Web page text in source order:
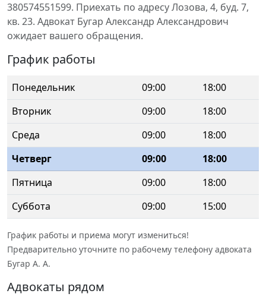
380574551599. Приехать по адресу Лозова, 4, буд. 7,
кв. 23. Адвокат Бугар Александр Александрович
ожидает вашего обращения.
График работы
Понедельник 09:00
18:00
Вторник
09:00
18:00
Среда
09:00
18:00
Четверг
09:00
18:00
Пятница
09:00
18:00
Суббота
09:00 15:00
График работы и приема могут измениться!
Предварительно уточните по рабочему телефону адвоката
Бугар А. А.
Адвокаты рядом